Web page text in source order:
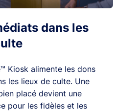
dans les
Kiosk alimente les dons
les lieux de culte. Une
placé devient une
pour les fidèles et les